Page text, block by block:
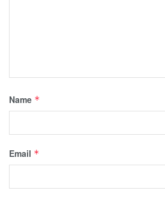
Name *
Email *